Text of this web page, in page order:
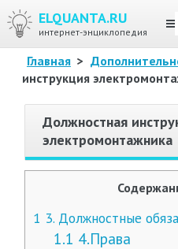
ELQUANTA.RU
интернет-энциклопедия
Главная >
инструкция
Должностная
электромонтажника
1 3. Должностные
1.1 4.Права